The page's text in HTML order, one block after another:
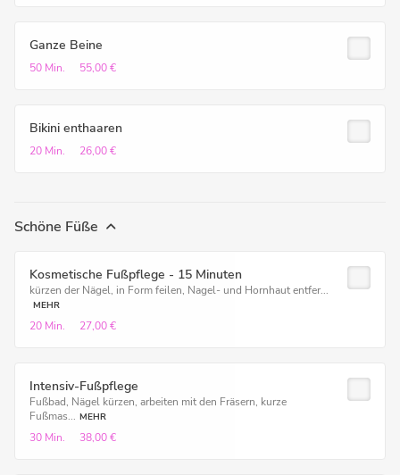
Ganze Beine
50 Min. 55,00 €
Bikini enthaaren
20 Min. 26,00 €
Schöne Füße
Kosmetische Fußpflege - 15 Minuten
kürzen der Nägel, in Form feilen, Nagel- und Hornhaut entfer...
MEHR
20 Min. 27,00 €
Intensiv-Fußpflege
Fußbad, Nägel kürzen, arbeiten mit den Fräsern, kurze
Fußmas... MEHR
30 Min. 38,00 €